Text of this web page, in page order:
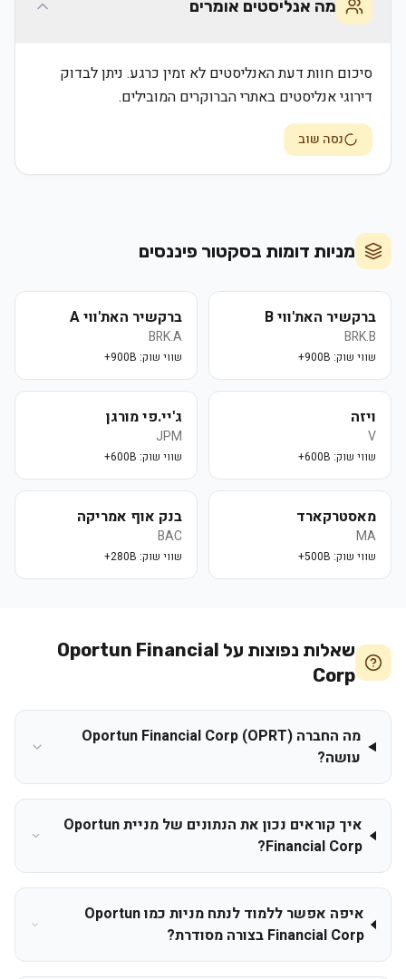
מה אנליסטים אומרים
סיכום חוות דעת האנליסטים לא זמין כרגע. ניתן לבדוק
דירוגי אנליסטים באתרי הברוקרים המובילים.
נסה שוב
מניות דומות בסקטור פיננסים
ברקשיר האת'ווי B
BRK.B
שווי שוק: 900B+
ברקשיר האת'ווי A
BRK.A
שווי שוק: 900B+
ויזה
V
שווי שוק: 600B+
ג'יי.פי מורגן
JPM
שווי שוק: 600B+
מאסטרקארד
MA
שווי שוק: 500B+
בנק אוף אמריקה
BAC
שווי שוק: 280B+
שאלות נפוצות על Oportun Financial
Corp
מה החברה Oportun Financial Corp (OPRT)
עושה?
איך קוראים נכון את הנתונים של מניית Oportun
Financial Corp?
איפה אפשר ללמוד לנתח מניות כמו Oportun
Financial Corp בצורה מסודרת?